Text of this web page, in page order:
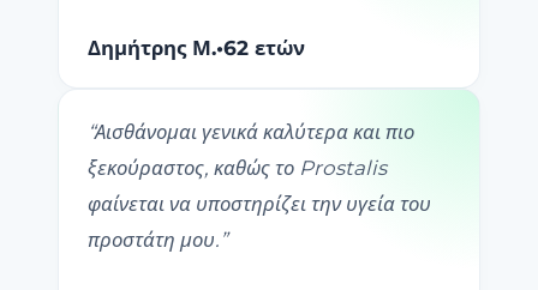
Δημήτρης Μ.•62 ετών
“Αισθάνομαι γενικά καλύτερα και πιο
ξεκούραστος, καθώς το Prostalis
φαίνεται να υποστηρίζει την υγεία του
προστάτη μου. ”